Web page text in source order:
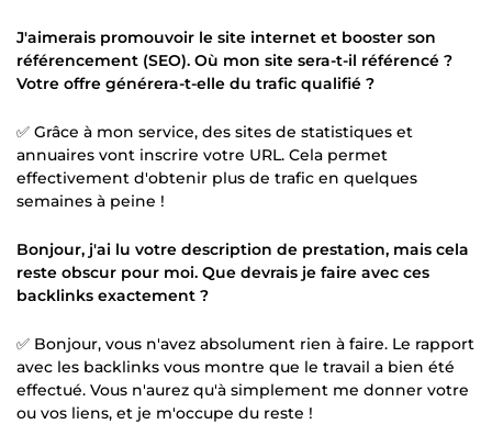
J'aimerais promouvoir le site internet et booster son
référencement (SEO). Où mon site sera-t-il référencé ?
Votre offre générera-t-elle du trafic qualifié ?
✅ Grâce à mon service, des sites de statistiques et
annuaires vont inscrire votre URL. Cela permet
effectivement d'obtenir plus de trafic en quelques
semaines à peine !
Bonjour, j'ai lu votre description de prestation, mais cela
reste obscur pour moi. Que devrais je faire avec ces
backlinks exactement ?
✅ Bonjour, vous n'avez absolument rien à faire. Le rapport
avec les backlinks vous montre que le travail a bien été
effectué. Vous n'aurez qu'à simplement me donner votre
ou vos liens, et je m'occupe du reste !